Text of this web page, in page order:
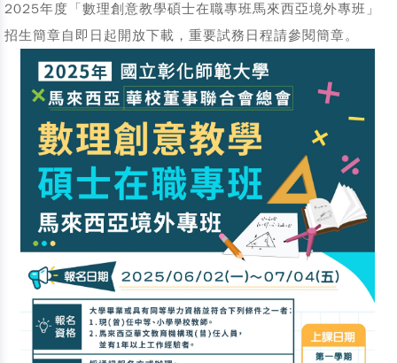
2025年度「數理創意教學碩士在職專班馬來西亞境外專班」
招生簡章自即日起開放下載，重要試務日程請參閱簡章。